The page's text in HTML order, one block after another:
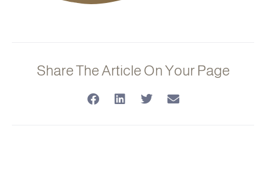
Share The Article On Your Page